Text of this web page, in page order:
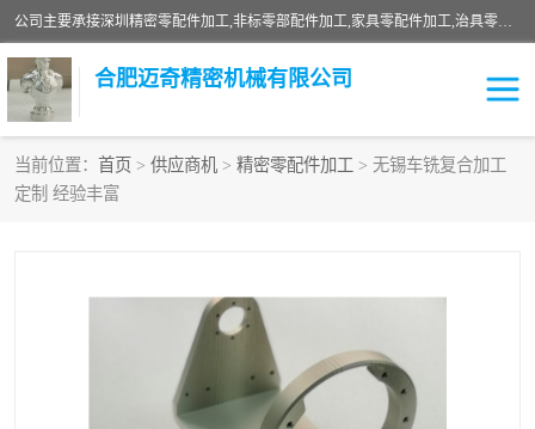
公司主要承接深圳精密零配件加工,非标零部配件加工,家具零配件加工,治具零配件加工,安徽精密零配件加工等各种各种精密机械加工，欢迎来来电咨询！
合肥迈奇精密机械有限公司
当前位置： 首页 > 供应商机 > 精密零配件加工 > 无锡车铣复合加工
定制 经验丰富
铣床加工
机床零件加工